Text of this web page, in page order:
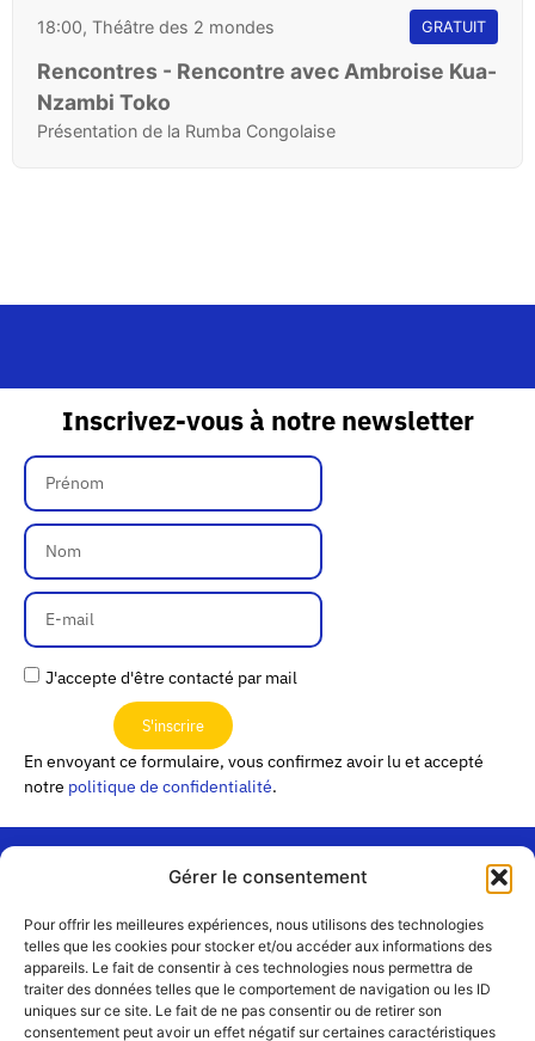
Gérer le consentement
Pour offrir les meilleures expériences, nous utilisons des technologies
telles que les cookies pour stocker et/ou accéder aux informations des
appareils. Le fait de consentir à ces technologies nous permettra de
traiter des données telles que le comportement de navigation ou les ID
uniques sur ce site. Le fait de ne pas consentir ou de retirer son
consentement peut avoir un effet négatif sur certaines caractéristiques
18:00, Théâtre des 2 mondes GRATUIT
Rencontres - Rencontre avec Ambroise Kua-
Nzambi Toko
Présentation de la Rumba Congolaise
Inscrivez-vous à notre newsletter
J'accepte d'être contacté par mail
S'inscrire
En envoyant ce formulaire, vous confirmez avoir lu et accepté
notre politique de confidentialité.
Contact
Équipe
« Les
Passerelles »
24 Avenue
Joannès
Masset
Rejoignez-
nous